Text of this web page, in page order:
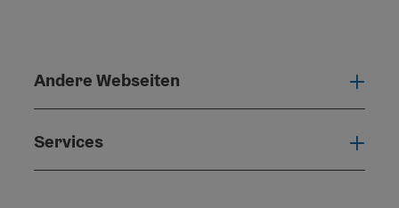
Andere Webseiten
Services